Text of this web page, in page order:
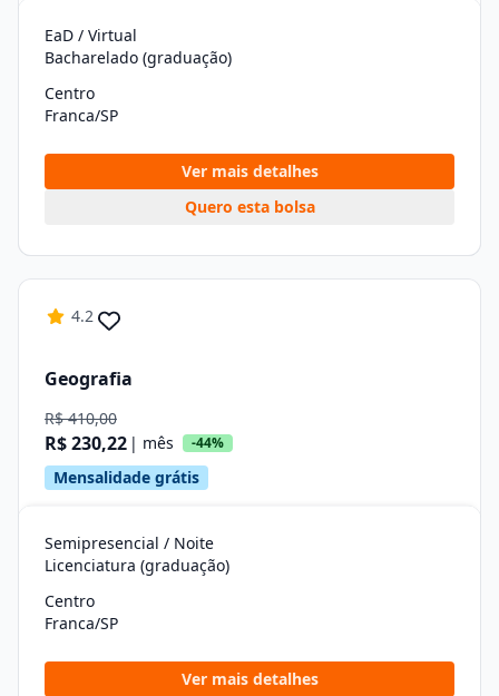
EaD / Virtual
Bacharelado (graduação)
Centro
Franca/SP
Ver mais detalhes
Quero esta bolsa
4.2
Geografia
R$ 410,00
R$ 230,22 | mês -44%
Mensalidade grátis
Semipresencial / Noite
Licenciatura (graduação)
Centro
Franca/SP
Ver mais detalhes